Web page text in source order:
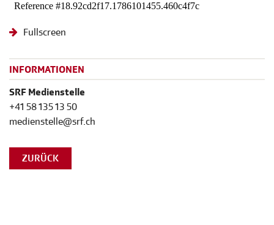
Fullscreen
INFORMATIONEN
SRF Medienstelle
+41 58 135 13 50
medienstelle@srf.ch
ZURÜCK